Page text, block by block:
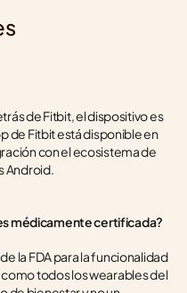
de Fitbit, el dispositivo es
de Fitbit está disponible en
con el ecosistema de
Android.
médicamente certificada?
la FDA para la funcionalidad
todos los wearables del